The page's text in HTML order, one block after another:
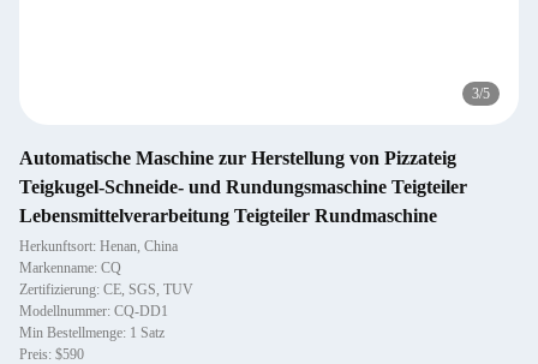
3/5
Automatische Maschine zur Herstellung von Pizzateig
Teigkugel-Schneide- und Rundungsmaschine Teigteiler
Lebensmittelverarbeitung Teigteiler Rundmaschine
Herkunftsort: Henan, China
Markenname: CQ
Zertifizierung: CE, SGS, TUV
Modellnummer: CQ-DD1
Min Bestellmenge: 1 Satz
Preis: $590